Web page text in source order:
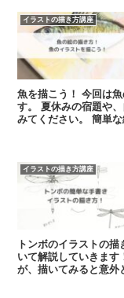
イラストの描き方講座
魚を描こう！ 今回は
す。 夏休みの宿題や
みてください。 簡単
イラストの描き方講座
トンボのイラストの
いて解説していきま
が、描いてみると意外